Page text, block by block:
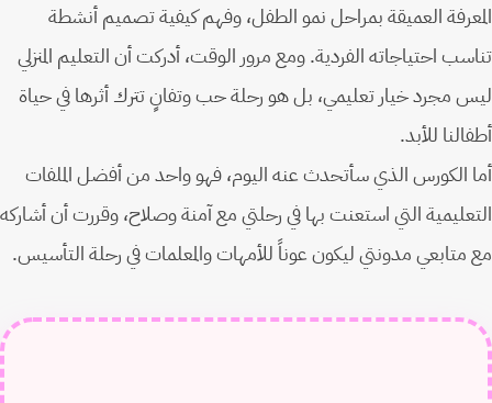
المعرفة العميقة بمراحل نمو الطفل، وفهم كيفية تصميم أنشطة
تناسب احتياجاته الفردية. ومع مرور الوقت، أدركت أن التعليم المنزلي
ليس مجرد خيار تعليمي، بل هو رحلة حب وتفانٍ تترك أثرها في حياة
أطفالنا للأبد.
أما الكورس الذي سأتحدث عنه اليوم، فهو واحد من أفضل الملفات
التعليمية التي استعنت بها في رحلتي مع آمنة وصلاح، وقررت أن أشاركه
مع متابعي مدونتي ليكون عوناً للأمهات والمعلمات في رحلة التأسيس.